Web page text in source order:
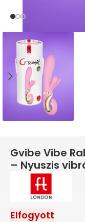
Gvibe Vibe
– Nyuszis
Elfogyott